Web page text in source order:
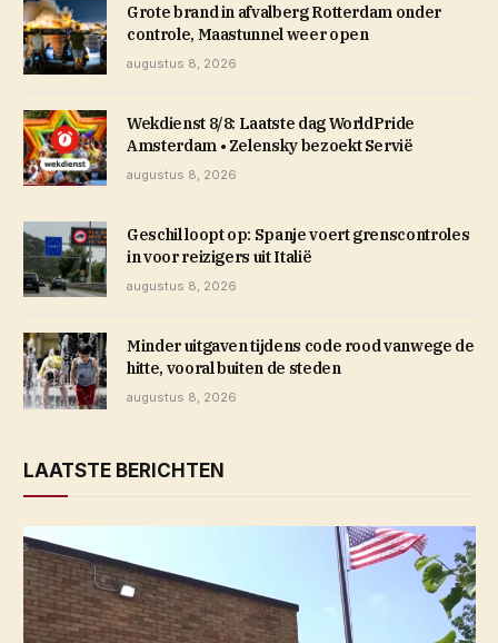
Grote brand in afvalberg Rotterdam onder
controle, Maastunnel weer open
augustus 8, 2026
Wekdienst 8/8: Laatste dag WorldPride
Amsterdam • Zelensky bezoekt Servië
augustus 8, 2026
Geschil loopt op: Spanje voert grenscontroles
in voor reizigers uit Italië
augustus 8, 2026
Minder uitgaven tijdens code rood vanwege de
hitte, vooral buiten de steden
augustus 8, 2026
LAATSTE BERICHTEN